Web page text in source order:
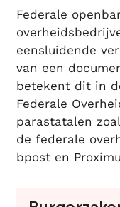
Federale
eensluidende
van een
betekent dit in
Federale
parastatalen
de federale
bpost en